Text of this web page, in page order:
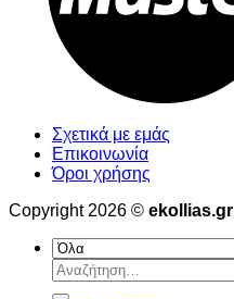
Σχετικά με εμάς
Επικοινωνία
Όροι χρήσης
Copyright 2026 © ekollias.gr
Αναζήτηση
για: